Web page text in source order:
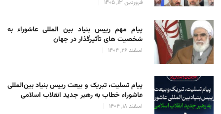
فروردین 13, 1405
پیام مهم رییس بنیاد بین المللی عاشوراء به
شخصیت های تأثیرگذار در جهان
اسفند 26, 1404
پیام تسلیت، تبریک و بیعت رییس بنیاد بین‌المللی
عاشوراء خطاب به رهبر جدید انقلاب اسلامی
اسفند 18, 1404